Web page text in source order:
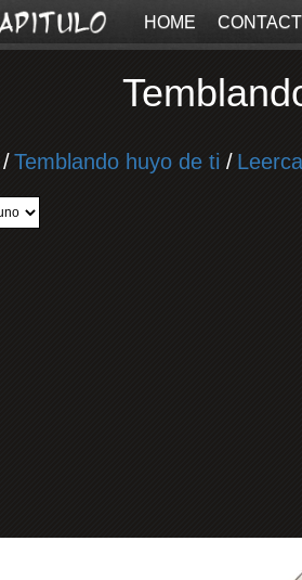
HOME CONTACT
/Temblando huyo de ti /